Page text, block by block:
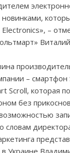
–
– смартфон
Scroll, которая
без
словам